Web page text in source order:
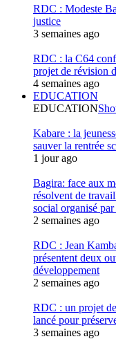
RDC : Modeste
justice
3 semaines ago
RDC : la C64
projet de révision
4 semaines ago
EDUCATION
EDUCATION
Kabare : la
sauver la rentrée
1 jour ago
Bagira: face aux
résolvent de
social organisé
2 semaines ago
RDC : Jean
présentent deux
développement
2 semaines ago
RDC : un projet
lancé pour
3 semaines ago